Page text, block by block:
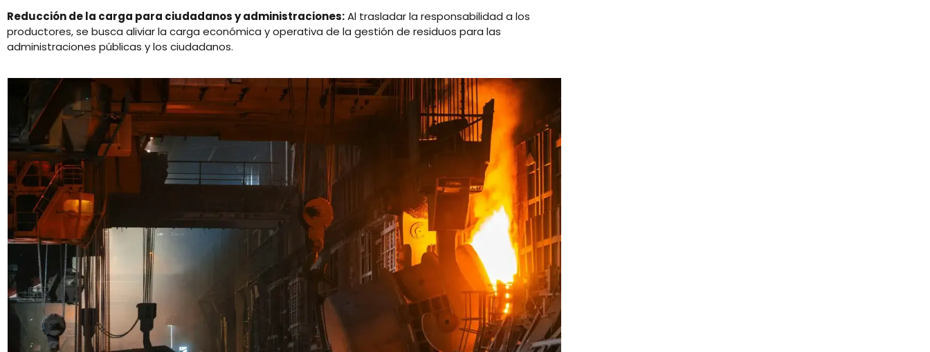
Reducción de la carga para ciudadanos y administraciones:Al trasladar la responsabilidad a los
productores, se busca aliviar la carga económica y operativa de la gestión de residuos para las
administraciones públicas y los ciudadanos.